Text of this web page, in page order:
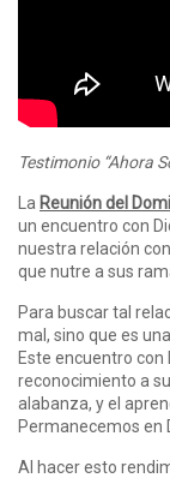
Testimonio “Ahora
La Reunión del
un encuentro con
nuestra relación
que nutre a sus
Para buscar tal
mal, sino que es
Este encuentro con
reconocimiento a
alabanza, y el
Permanecemos en
Al hacer esto